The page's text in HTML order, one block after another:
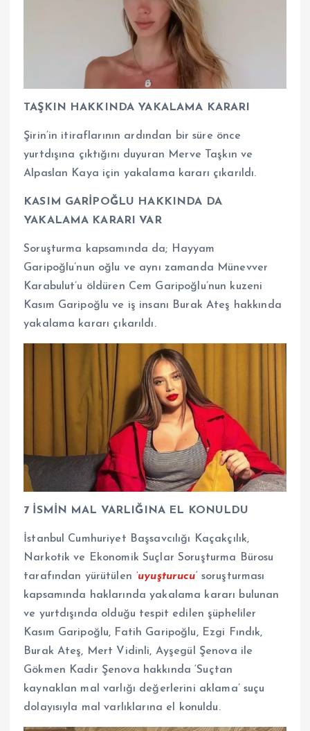
TAŞKIN HAKKINDA YAKALAMA KARARI
Şirin’in itiraflarının ardından bir süre önce
yurtdışına çıktığını duyuran Merve Taşkın ve
Alpaslan Kaya için yakalama kararı çıkarıldı.
KASIM GARİPOĞLU HAKKINDA DA
YAKALAMA KARARI VAR
Soruşturma kapsamında da; Hayyam
Garipoğlu’nun oğlu ve aynı zamanda Münevver
Karabulut’u öldüren Cem Garipoğlu’nun kuzeni
Kasım Garipoğlu ve iş insanı Burak Ateş hakkında
yakalama kararı çıkarıldı.
7 İSMİN MAL VARLIĞINA EL KONULDU
İstanbul Cumhuriyet Başsavcılığı Kaçakçılık,
Narkotik ve Ekonomik Suçlar Soruşturma Bürosu
tarafından yürütülen ‘uyuşturucu‘ soruşturması
kapsamında haklarında yakalama kararı bulunan
ve yurtdışında olduğu tespit edilen şüpheliler
Kasım Garipoğlu, Fatih Garipoğlu, Ezgi Fındık,
Burak Ateş, Mert Vidinli, Ayşegül Şenova ile
Gökmen Kadir Şenova hakkında ‘Suçtan
kaynaklan mal varlığı değerlerini aklama’ suçu
dolayısıyla mal varlıklarına el konuldu.